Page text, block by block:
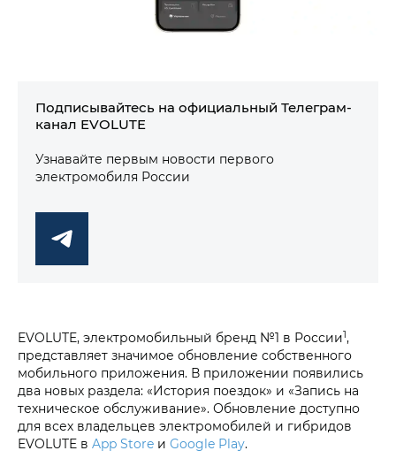
Подписывайтесь на официальный Телеграм-
канал EVOLUTE
Узнавайте первым новости первого
электромобиля России
EVOLUTE, электромобильный бренд №1 в России1,
представляет значимое обновление собственного
мобильного приложения. В приложении появились
два новых раздела: «История поездок» и «Запись на
техническое обслуживание». Обновление доступно
для всех владельцев электромобилей и гибридов
EVOLUTE в App Store и Google Play.